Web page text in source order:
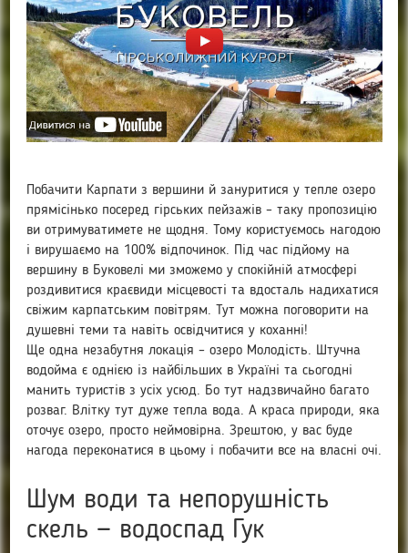
Побачити Карпати з вершини й зануритися у тепле озеро
прямісінько посеред гірських пейзажів – таку пропозицію
ви отримуватимете не щодня. Тому користуємось нагодою
і вирушаємо на 100% відпочинок. Під час підйому на
вершину в Буковелі ми зможемо у спокійній атмосфері
роздивитися краєвиди місцевості та вдосталь надихатися
свіжим карпатським повітрям. Тут можна поговорити на
душевні теми та навіть освідчитися у коханні!
Ще одна незабутня локація – озеро Молодість. Штучна
водойма є однією із найбільших в Україні та сьогодні
манить туристів з усіх усюд. Бо тут надзвичайно багато
розваг. Влітку тут дуже тепла вода. А краса природи, яка
оточує озеро, просто неймовірна. Зрештою, у вас буде
нагода переконатися в цьому і побачити все на власні очі.
Шум води та непорушність
скель — водоспад Гук